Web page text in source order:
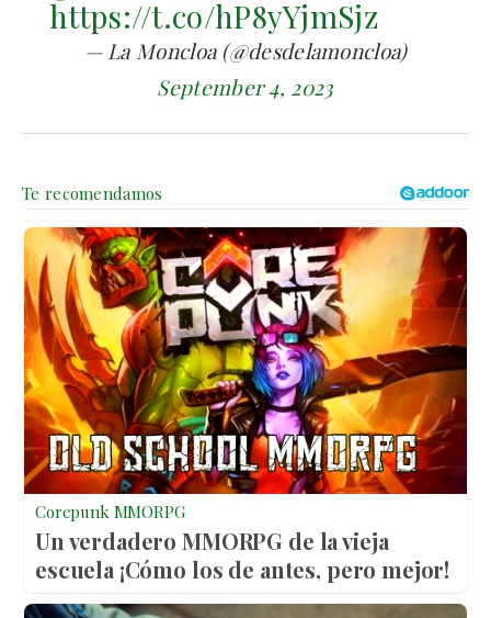
https://t.co/hP8yYjmSjz
— La Moncloa (@desdelamoncloa)
September 4, 2023
Corepunk MMORPG
Un verdadero MMORPG de la vieja
escuela ¡Cómo los de antes, pero mejor!